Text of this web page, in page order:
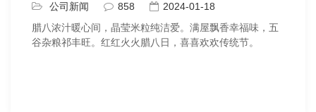
公司新闻 858
2024-01-18
腊八浓汁暖心间，晶莹米粒纯洁爱。满屋飘香幸福味，五
谷杂粮祁丰旺。红红火火腊八日，喜喜欢欢传统节。